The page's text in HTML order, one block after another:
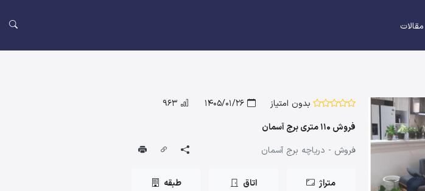
مقالات
بدون امتیاز 1405/01/26
963
فروش 110 متری برج آسمان
فروش - دریاچه برج آسمان
متراژ
اتاق
طبقه